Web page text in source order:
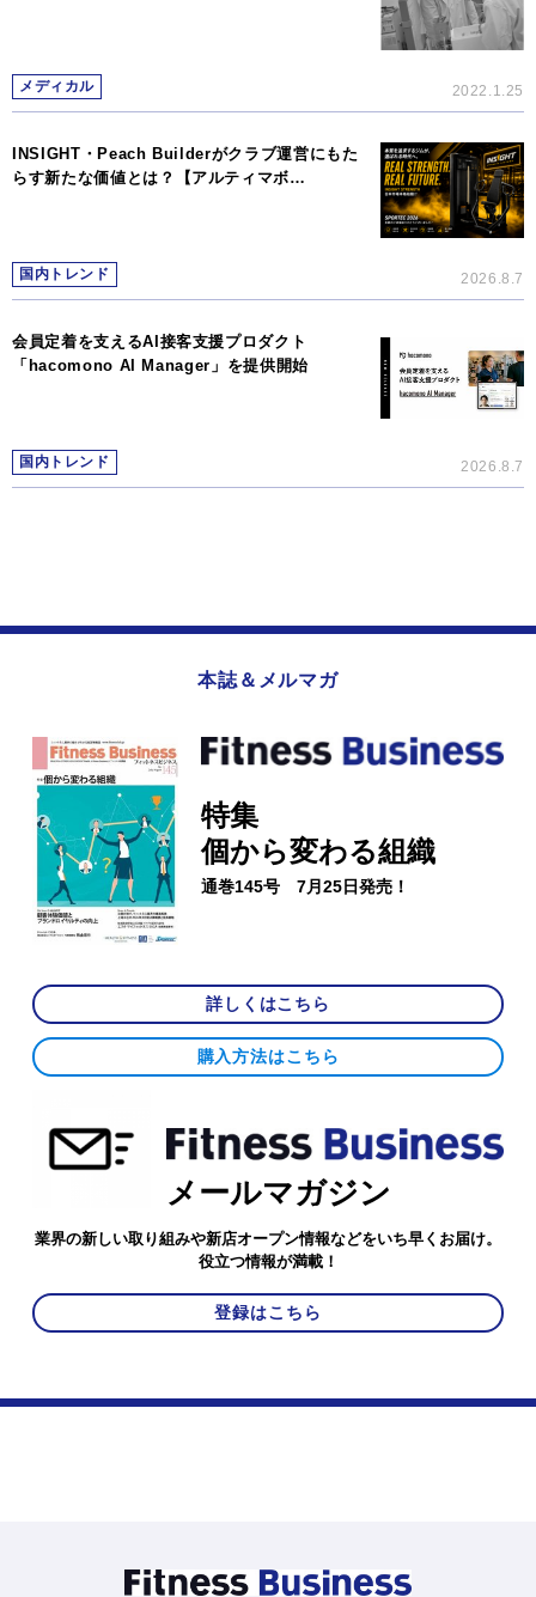
メディカル 2022.1.25
INSIGHT・Peach Builderがクラブ運営にもた
らす新たな価値とは？【アルティマボ…
国内トレンド 2026.8.7
会員定着を支えるAI接客支援プロダクト
「hacomono AI Manager」を提供開始
国内トレンド 2026.8.7
本誌＆メルマガ
特集
個から変わる組織
通巻145号 7月25日発売！
詳しくはこちら
購入方法はこちら
メールマガジン
業界の新しい取り組みや新店オープン情報などをいち早くお届け。
役立つ情報が満載！
登録はこちら